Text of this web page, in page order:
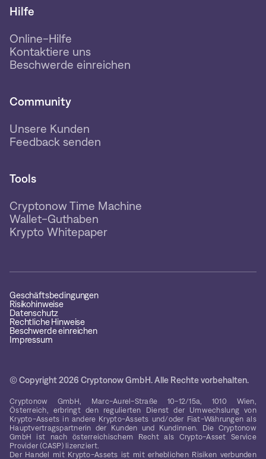
Hilfe
Online-Hilfe
Kontaktiere uns
Beschwerde einreichen
Community
Unsere Kunden
Feedback senden
Tools
Cryptonow Time Machine
Wallet-Guthaben
Krypto Whitepaper
Geschäftsbedingungen
Risikohinweise
Datenschutz
Rechtliche Hinweise
Beschwerde einreichen
Impressum
© Copyright 2026 Cryptonow GmbH. Alle Rechte vorbehalten.
Cryptonow GmbH, Marc-Aurel-Straße 10-12/15a, 1010 Wien,
Österreich, erbringt den regulierten Dienst der Umwechslung von
Krypto-Assets in andere Krypto-Assets und/oder Fiat-Währungen als
Hauptvertragspartnerin der Kunden und Kundinnen. Die Cryptonow
GmbH ist nach österreichischem Recht als Crypto-Asset Service
Provider (CASP) lizenziert.
Der Handel mit Krypto-Assets ist mit erheblichen Risiken verbunden